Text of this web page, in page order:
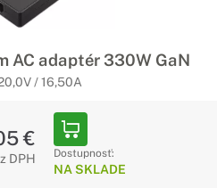
AC adaptér 330W GaN
/ 16,50A
€
DPH Dostupnosť:
NA SKLADE